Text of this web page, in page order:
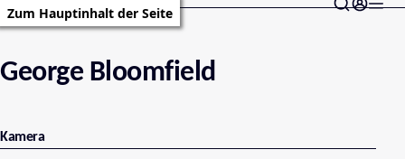
Zum Hauptinhalt der Seite
George Bloomfield
Kamera